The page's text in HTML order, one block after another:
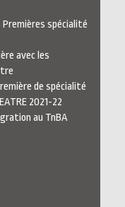
Premières spécialité
avec les
de spécialité
2021-22
au TnBA